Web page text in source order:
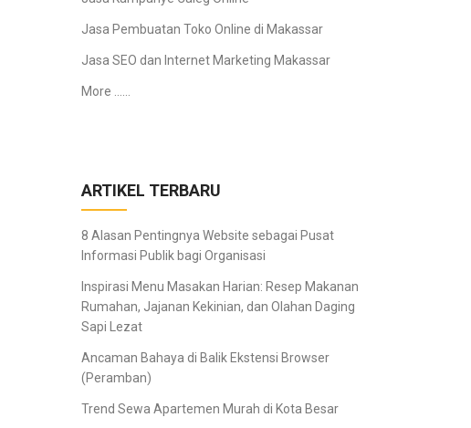
Jasa Pembuatan Toko Online di Makassar
Jasa SEO dan Internet Marketing Makassar
More ……
ARTIKEL TERBARU
8 Alasan Pentingnya Website sebagai Pusat
Informasi Publik bagi Organisasi
Inspirasi Menu Masakan Harian: Resep Makanan
Rumahan, Jajanan Kekinian, dan Olahan Daging
Sapi Lezat
Ancaman Bahaya di Balik Ekstensi Browser
(Peramban)
Trend Sewa Apartemen Murah di Kota Besar